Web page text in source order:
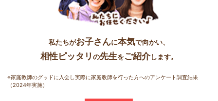
私たちがお子さんに本気で向かい、
相性ピッタリ の先生をご紹介します。
※家庭教師のグッドに入会し実際に家庭教師を行った方へのアンケート調査結果
（2024年実施）